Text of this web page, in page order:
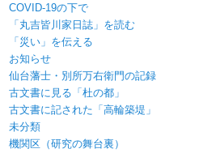
COVID-19の下で
「丸吉皆川家日誌」を読む
「災い」を伝える
お知らせ
仙台藩士・別所万右衛門の記録
古文書に見る「杜の都」
古文書に記された「高輪築堤」
未分類
機関区（研究の舞台裏）